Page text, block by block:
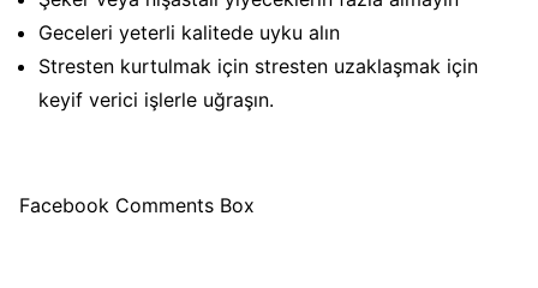
Geceleri yeterli kalitede uyku alın
Stresten kurtulmak için stresten uzaklaşmak için
keyif verici işlerle uğraşın.
Facebook Comments Box